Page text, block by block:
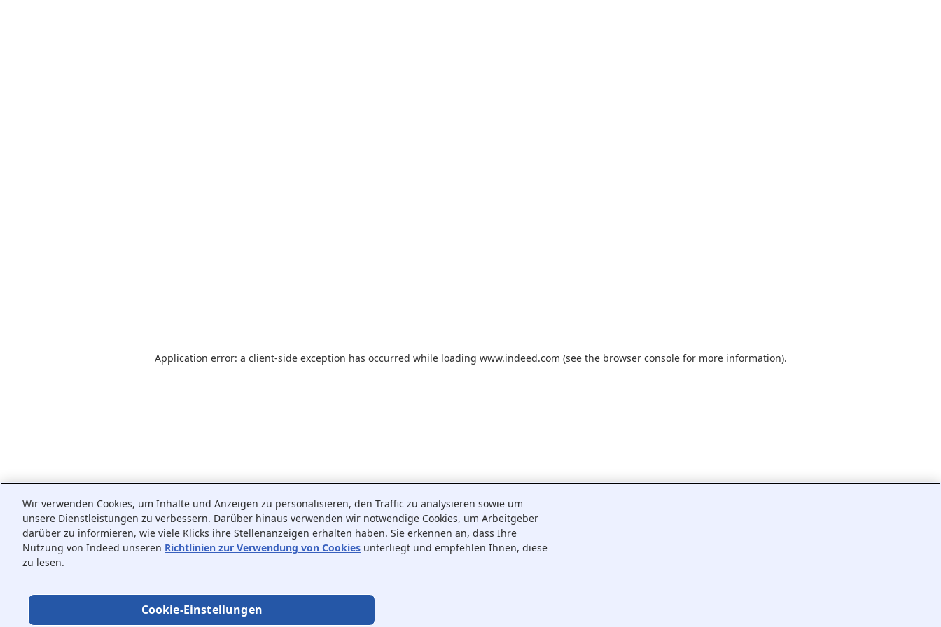
Application error: a client-side exception has occurred while loading www.indeed.com (see the browser consolefor more information).
Wir verwenden Cookies, um Inhalte und Anzeigen zu personalisieren, den Traffic zu analysieren sowie um
unsere Dienstleistungen zu verbessern. Darüber hinaus verwenden wir notwendige Cookies, um Arbeitgeber
darüber zu informieren, wie viele Klicks ihre Stellenanzeigen erhalten haben. Sie erkennen an, dass Ihre
Nutzung von Indeed unseren Richtlinien zur Verwendung von Cookies unterliegt und empfehlen Ihnen, diese
zu lesen.
Cookie-Einstellungen